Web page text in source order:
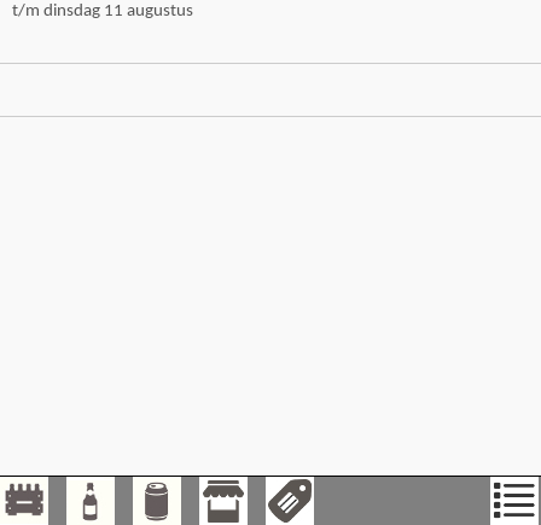
t/m dinsdag 11 augustus